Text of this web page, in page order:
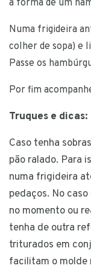
a forma de um
Numa frigideira
colher de sopa) e
Passe os
Por fim
Truques e dicas:
Caso tenha
pão ralado. Para
numa frigideira
pedaços. No
no momento ou
tenha de outra
triturados em
facilitam o molde